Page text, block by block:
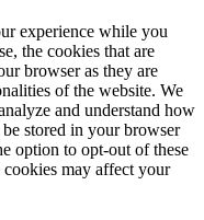
experience while you
the cookies that are
browser as they are
of the website. We
and understand how
stored in your browser
option to opt-out of these
may affect your